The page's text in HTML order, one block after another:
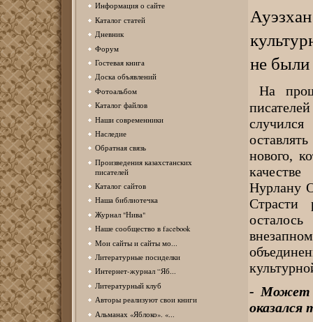
Информация о сайте
Каталог статей
Дневник
Форум
Гостевая книга
Доска объявлений
Фотоальбом
Каталог файлов
Наши современники
Наследие
Обратная связь
Произведения казахстанских
писателей
Каталог сайтов
Наша библиотечка
Журнал "Нива"
Наше сообщество в facebook
Мои сайты и сайты мо...
Литературные посиделки
Интернет-журнал “Яб...
Литературный клуб
Авторы реализуют свои книги
Альманах «Яблоко». «...
не были
На
нового,
Нурлану
Страсти
- Может